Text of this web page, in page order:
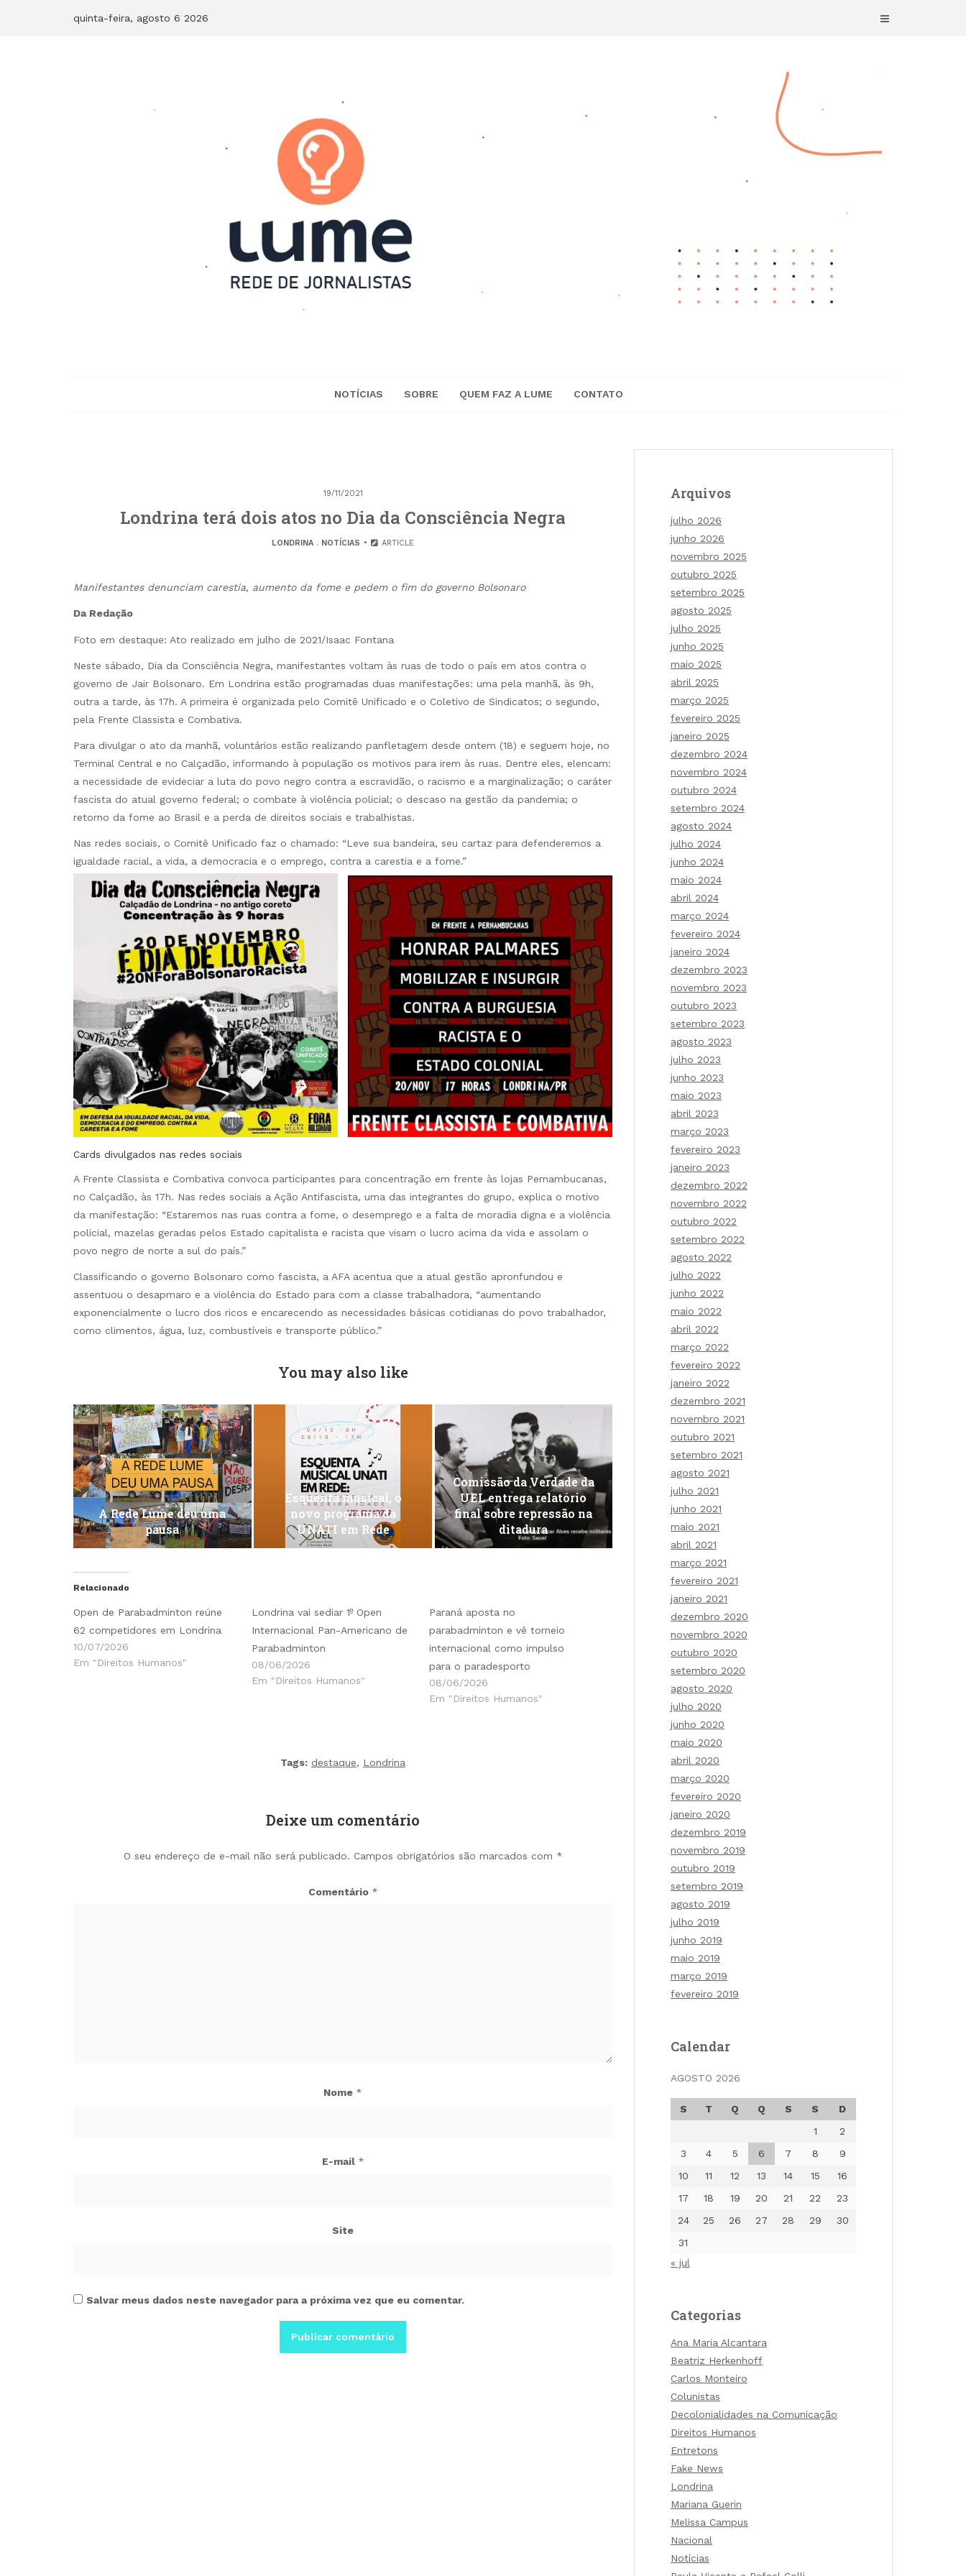
quinta-feira, agosto 6 2026
NOTÍCIAS SOBRE QUEM FAZ A LUME CONTATO
19/11/2021
Londrina terá dois atos no Dia da Consciência Negra
LONDRINA. NOTÍCIAS ARTICLE
Manifestantes denunciam carestia, aumento da fome e pedem o fim do governo Bolsonaro
Da Redação
Foto em destaque: Ato realizado em julho de 2021/Isaac Fontana
Neste sábado, Dia da Consciência Negra, manifestantes voltam às ruas de todo o país em atos contra o
governo de Jair Bolsonaro. Em Londrina estão programadas duas manifestações: uma pela manhã, às 9h,
outra a tarde, às 17h. A primeira é organizada pelo Comitê Unificado e o Coletivo de Sindicatos; o segundo,
pela Frente Classista e Combativa.
Para divulgar o ato da manhã, voluntários estão realizando panfletagem desde ontem (18) e seguem hoje, no
Terminal Central e no Calçadão, informando à população os motivos para irem às ruas. Dentre eles, elencam:
a necessidade de evideciar a luta do povo negro contra a escravidão, o racismo e a marginalização; o caráter
fascista do atual governo federal; o combate à violência policial; o descaso na gestão da pandemia; o
retorno da fome ao Brasil e a perda de direitos sociais e trabalhistas.
Nas redes sociais, o Comitê Unificado faz o chamado: “Leve sua bandeira, seu cartaz para defenderemos a
igualdade racial, a vida, a democracia e o emprego, contra a carestia e a fome.”
Cards divulgados nas redes sociais
A Frente Classista e Combativa convoca participantes para concentração em frente às lojas Pernambucanas,
no Calçadão, às 17h. Nas redes sociais a Ação Antifascista, uma das integrantes do grupo, explica o motivo
da manifestação: “Estaremos nas ruas contra a fome, o desemprego e a falta de moradia digna e a violência
policial, mazelas geradas pelos Estado capitalista e racista que visam o lucro acima da vida e assolam o
povo negro de norte a sul do país.”
Classificando o governo Bolsonaro como fascista, a AFA acentua que a atual gestão apronfundou e
assentuou o desapmaro e a violência do Estado para com a classe trabalhadora, “aumentando
exponencialmente o lucro dos ricos e encarecendo as necessidades básicas cotidianas do povo trabalhador,
como climentos, água, luz, combustíveis e transporte público.”
You may also like
A Rede Lume deu uma
pausa
Esquenta musical, o
novo programa da
UNATI em Rede
Comissão da Verdade da
UEL entrega relatório
final sobre repressão na
ditadura
Relacionado
Open de Parabadminton reúne
62 competidores em Londrina
10/07/2026
Em "Direitos Humanos"
Londrina vai sediar 1º Open
Internacional Pan-Americano de
Parabadminton
08/06/2026
Em "Direitos Humanos"
Paraná aposta no
parabadminton e vê torneio
internacional como impulso
para o paradesporto
08/06/2026
Em "Direitos Humanos"
Tags: destaque, Londrina
Deixe um comentário
O seu endereço de e-mail não será publicado. Campos obrigatórios são marcados com *
Comentário *
Nome *
E-mail *
Site
Salvar meus dados neste navegador para a próxima vez que eu comentar.
Arquivos
julho 2026
junho 2026
novembro 2025
outubro 2025
setembro 2025
agosto 2025
julho 2025
junho 2025
maio 2025
abril 2025
março 2025
fevereiro 2025
janeiro 2025
dezembro 2024
novembro 2024
outubro 2024
setembro 2024
agosto 2024
julho 2024
junho 2024
maio 2024
abril 2024
março 2024
fevereiro 2024
janeiro 2024
dezembro 2023
novembro 2023
outubro 2023
setembro 2023
agosto 2023
julho 2023
junho 2023
maio 2023
abril 2023
março 2023
fevereiro 2023
janeiro 2023
dezembro 2022
novembro 2022
outubro 2022
setembro 2022
agosto 2022
julho 2022
junho 2022
maio 2022
abril 2022
março 2022
fevereiro 2022
janeiro 2022
dezembro 2021
novembro 2021
outubro 2021
setembro 2021
agosto 2021
julho 2021
junho 2021
maio 2021
abril 2021
março 2021
fevereiro 2021
janeiro 2021
dezembro 2020
novembro 2020
outubro 2020
setembro 2020
agosto 2020
julho 2020
junho 2020
maio 2020
abril 2020
março 2020
fevereiro 2020
janeiro 2020
dezembro 2019
novembro 2019
outubro 2019
setembro 2019
agosto 2019
julho 2019
junho 2019
maio 2019
março 2019
fevereiro 2019
Calendar
AGOSTO 2026
S T Q Q S S
D
1
2
3
4 5 6 7 8
9
10
11 12 13 14 15
16
17
18 19 20 21 22
23
24
25 26 27 28 29
30
31
« jul
Categorias
Ana Maria Alcantara
Beatriz Herkenhoff
Carlos Monteiro
Colunistas
Decolonialidades na Comunicação
Direitos Humanos
Entretons
Fake News
Londrina
Mariana Guerin
Melissa Campus
Nacional
Notícias